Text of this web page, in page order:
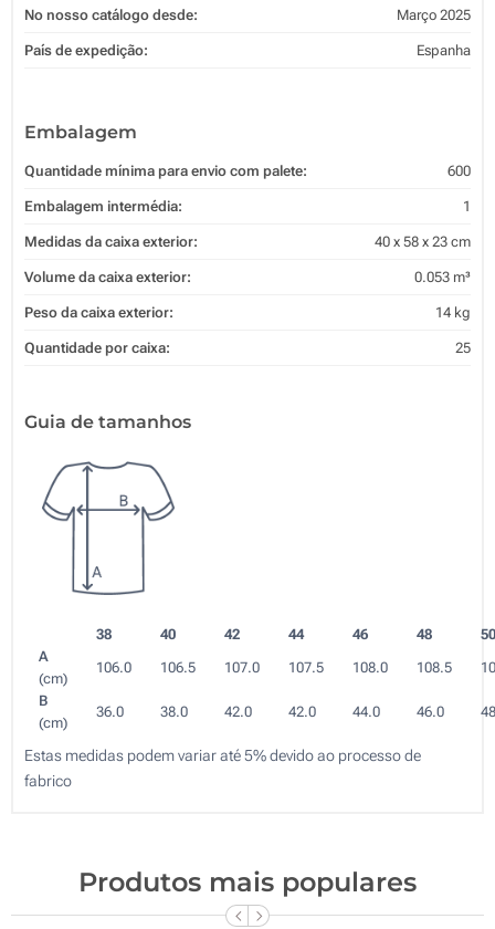
No nosso catálogo desde: Março 2025
País de expedição: Espanha
Embalagem
Quantidade mínima para envio com palete: 600
Embalagem intermédia: 1
Medidas da caixa exterior: 40 x 58 x 23 cm
Volume da caixa exterior: 0.053 m³
Peso da caixa exterior: 14 kg
Quantidade por caixa: 25
Guia de tamanhos
38 40 42 44 46 48
50
A
(cm)
106.0 106.5 107.0 107.5 108.0 108.5
B
(cm)
36.0 38.0 42.0 42.0 44.0 46.0
Estas medidas podem variar até 5% devido ao processo de
fabrico
Produtos mais populares